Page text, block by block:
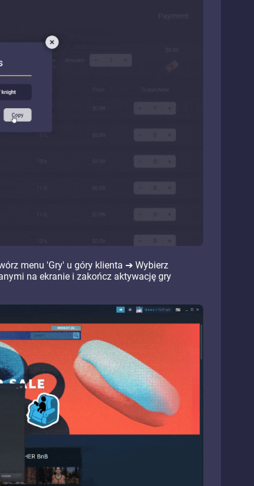
menu 'Gry' u góry klienta ➔ Wybierz
na ekranie i zakończ aktywację gry